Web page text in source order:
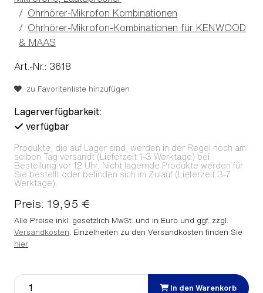
Ohrhörer-Mikrofon Kombinationen
Ohrhörer-Mikrofon-Kombinationen für KENWOOD
& MAAS
Art.-Nr.: 3618
zu Favoritenliste hinzufügen
Lagerverfügbarkeit:
verfügbar
Produkte, die auf Lager sind, werden in der Regel noch am
selben Tag versandt (Lieferzeit 1-3 Werktage) bei
Bestellung vor 12 Uhr. Nicht lagernde Produkte werden für
Sie bestellt oder befinden sich im Zulauf (Lieferzeit 3-7
Werktage).
Preis: 19,95 €
Alle Preise inkl. gesetzlich MwSt. und in Euro und ggf. zzgl.
Versandkosten . Einzelheiten zu den Versandkosten finden Sie
hier
In den Warenkorb